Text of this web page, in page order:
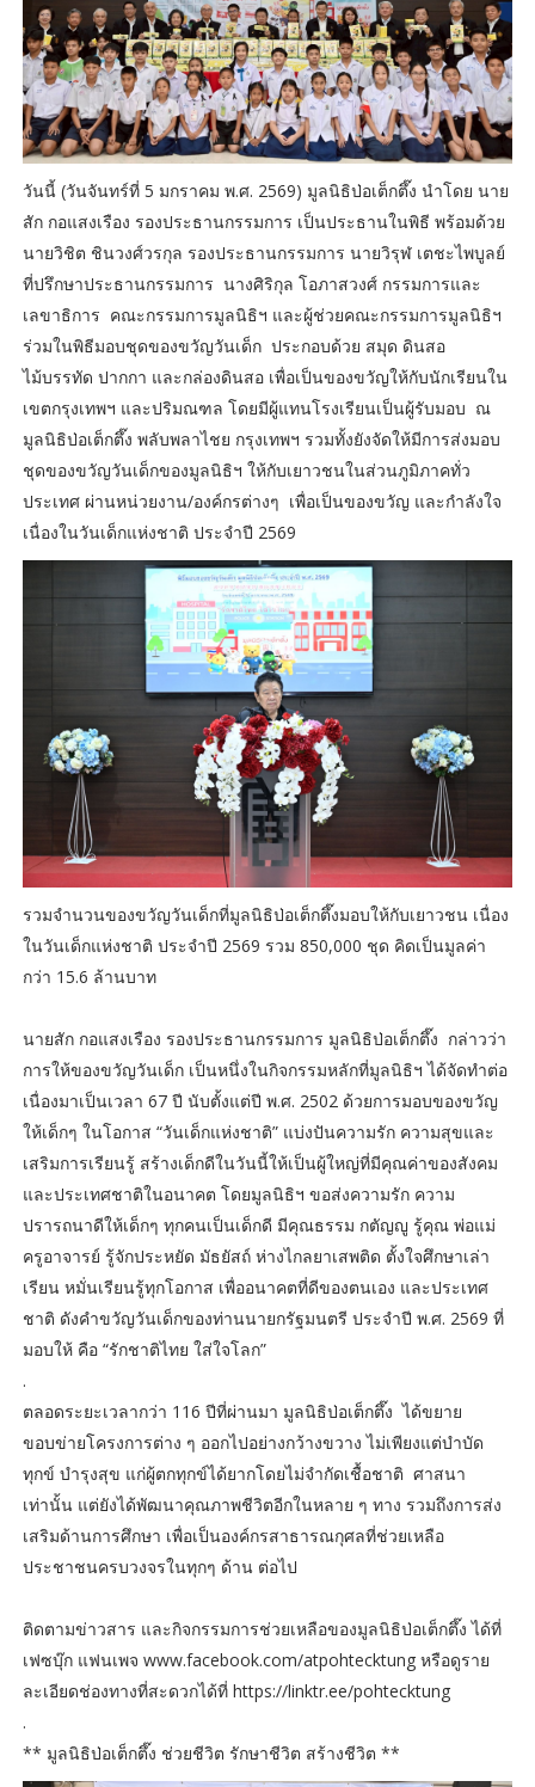
วันนี้ (วันจันทร์ที่ 5 มกราคม พ.ศ. 2569) มูลนิธิป่อเต็กตึ๊ง นำโดย นาย
สัก กอแสงเรือง รองประธานกรรมการ เป็นประธานในพิธี พร้อมด้วย
นายวิชิต ชินวงศ์วรกุล รองประธานกรรมการ นายวิรุฬ เตชะไพบูลย์
ที่ปรึกษาประธานกรรมการ นางศิริกุล โอภาสวงศ์ กรรมการและ
เลขาธิการ คณะกรรมการมูลนิธิฯ และผู้ช่วยคณะกรรมการมูลนิธิฯ
ร่วมในพิธีมอบชุดของขวัญวันเด็ก ประกอบด้วย สมุด ดินสอ
ไม้บรรทัด ปากกา และกล่องดินสอ เพื่อเป็นของขวัญให้กับนักเรียนใน
เขตกรุงเทพฯ และปริมณฑล โดยมีผู้แทนโรงเรียนเป็นผู้รับมอบ ณ
มูลนิธิป่อเต็กตึ๊ง พลับพลาไชย กรุงเทพฯ รวมทั้งยังจัดให้มีการส่งมอบ
ชุดของขวัญวันเด็กของมูลนิธิฯ ให้กับเยาวชนในส่วนภูมิภาคทั่ว
ประเทศ ผ่านหน่วยงาน/องค์กรต่างๆ เพื่อเป็นของขวัญ และกำลังใจ
เนื่องในวันเด็กแห่งชาติ ประจำปี 2569
รวมจำนวนของขวัญวันเด็กที่มูลนิธิป่อเต็กตึ๊งมอบให้กับเยาวชน เนื่อง
ในวันเด็กแห่งชาติ ประจำปี 2569 รวม 850,000 ชุด คิดเป็นมูลค่า
กว่า 15.6 ล้านบาท
นายสัก กอแสงเรือง รองประธานกรรมการ มูลนิธิป่อเต็กตึ๊ง กล่าวว่า
การให้ของขวัญวันเด็ก เป็นหนึ่งในกิจกรรมหลักที่มูลนิธิฯ ได้จัดทำต่อ
เนื่องมาเป็นเวลา 67 ปี นับตั้งแต่ปี พ.ศ. 2502 ด้วยการมอบของขวัญ
ให้เด็กๆ ในโอกาส “วันเด็กแห่งชาติ” แบ่งปันความรัก ความสุขและ
เสริมการเรียนรู้ สร้างเด็กดีในวันนี้ให้เป็นผู้ใหญ่ที่มีคุณค่าของสังคม
และประเทศชาติในอนาคต โดยมูลนิธิฯ ขอส่งความรัก ความ
ปรารถนาดีให้เด็กๆ ทุกคนเป็นเด็กดี มีคุณธรรม กตัญญู รู้คุณ พ่อแม่
ครูอาจารย์ รู้จักประหยัด มัธยัสถ์ ห่างไกลยาเสพติด ตั้งใจศึกษาเล่า
เรียน หมั่นเรียนรู้ทุกโอกาส เพื่ออนาคตที่ดีของตนเอง และประเทศ
ชาติ ดังคำขวัญวันเด็กของท่านนายกรัฐมนตรี ประจำปี พ.ศ. 2569 ที่
มอบให้ คือ “รักชาติไทย ใส่ใจโลก”
.
ตลอดระยะเวลากว่า 116 ปีที่ผ่านมา มูลนิธิป่อเต็กตึ๊ง ได้ขยาย
ขอบข่ายโครงการต่าง ๆ ออกไปอย่างกว้างขวาง ไม่เพียงแต่บำบัด
ทุกข์ บำรุงสุข แก่ผู้ตกทุกข์ได้ยากโดยไม่จำกัดเชื้อชาติ ศาสนา
เท่านั้น แต่ยังได้พัฒนาคุณภาพชีวิตอีกในหลาย ๆ ทาง รวมถึงการส่ง
เสริมด้านการศึกษา เพื่อเป็นองค์กรสาธารณกุศลที่ช่วยเหลือ
ประชาชนครบวงจรในทุกๆ ด้าน ต่อไป
ติดตามข่าวสาร และกิจกรรมการช่วยเหลือของมูลนิธิป่อเต็กตึ๊ง ได้ที่
เฟซบุ๊ก แฟนเพจ www.facebook.com/atpohtecktung หรือดูราย
ละเอียดช่องทางที่สะดวกได้ที่ https://linktr.ee/pohtecktung
.
** มูลนิธิป่อเต็กตึ๊ง ช่วยชีวิต รักษาชีวิต สร้างชีวิต **